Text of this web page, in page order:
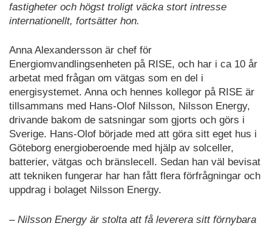
fastigheter och högst troligt väcka stort intresse
internationellt, fortsätter hon.
Anna Alexandersson är chef för
Energiomvandlingsenheten på RISE, och har i ca 10 år
arbetat med frågan om vätgas som en del i
energisystemet. Anna och hennes kollegor på RISE är
tillsammans med Hans-Olof Nilsson, Nilsson Energy,
drivande bakom de satsningar som gjorts och görs i
Sverige. Hans-Olof började med att göra sitt eget hus i
Göteborg energioberoende med hjälp av solceller,
batterier, vätgas och bränslecell. Sedan han väl bevisat
att tekniken fungerar har han fått flera förfrågningar och
uppdrag i bolaget Nilsson Energy.
– Nilsson Energy är stolta att få leverera sitt förnybara